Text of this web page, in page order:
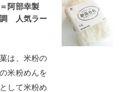
阿部幸製
人気ラー
は、米粉の
米粉めんを
して米粉め